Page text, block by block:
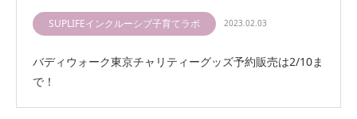
SUPLIFEインクルーシブ子育てラボ 2023.02.03
バディウォーク東京チャリティーグッズ予約販売は2/10ま
で！